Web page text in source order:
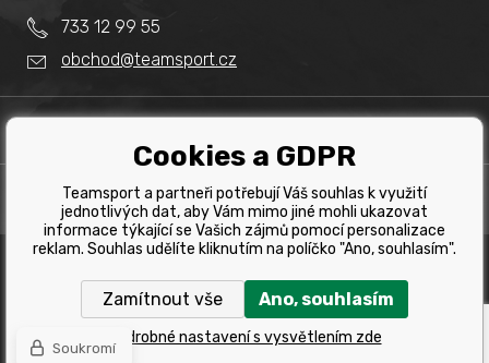
Obchodní podmínky
Splátkový prodej
Reklamace
Tabulka velikostí kol
Tabulka velikostí oblečení
Výběr správného kola
PRODEJNA
Team Sport - Tomáš Binar
Dlouhá 1228/44C
Havířov
733 12 99 55
obchod@teamsport.cz
Copyright © 2019 Team Sport Havířov. Všechna pravá
vyhrazena.
Internetové obchody
www stránky
Cookies a GDPR
Teamsport a partneři potřebují Váš souhlas k využití
jednotlivých dat, aby Vám mimo jiné mohli ukazovat
informace týkající se Vašich zájmů pomocí personalizace
reklam. Souhlas udělíte kliknutím na políčko "Ano, souhlasím".
Zamítnout vše Ano, souhlasím
Podrobné nastavení s vysvětlením zde
Soukromí